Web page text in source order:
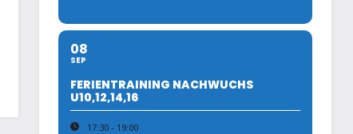
08
SEP
FERIENTRAINING NACHWUCHS
U10,12,14,16
17:30 - 19:00